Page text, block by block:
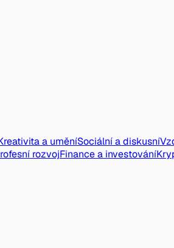
a uměníSociální a diskusní
rozvojFinance a investování